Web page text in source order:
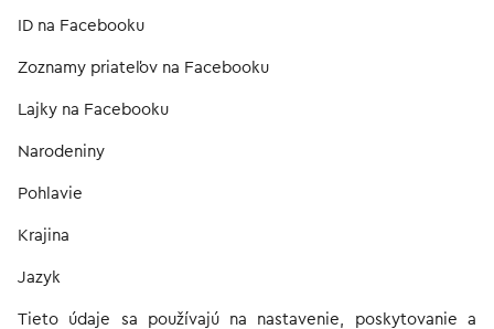
ID na Facebooku
Zoznamy priateľov na Facebooku
Lajky na Facebooku
Narodeniny
Pohlavie
Krajina
Jazyk
Tieto údaje sa používajú na nastavenie, poskytovanie a